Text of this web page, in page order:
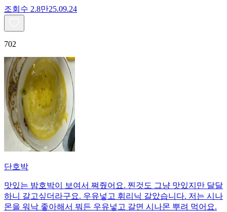
조회수 2.8만25.09.24
702
단호박
맛있는 밤호박이 보여서 쪄줬어요. 찐것도 그냥 맛있지만 달달
하니 갈고싶더라구요. 우유넣고 휘리닉 갈았습니다. 저는 시나
몬을 워낙 좋아해서 뭐든 우유넣고 갈면 시나몬 뿌려 먹어요.